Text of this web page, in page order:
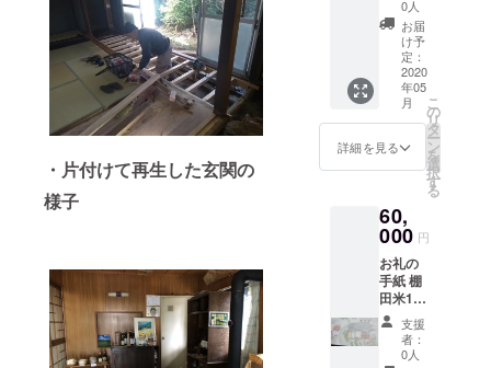
・片付けて再生した玄関の
様子
のフィール
ドで、より
良い未来を
支える子ど
もたちを育
むリーダー
の功績をた
る「JAPAN
OUTDOOR
LEADERS
AWARD2017
」で、日本
各地から応
募された81
500g
い暮ら
し方が
わかり
ます。
❛ズーム
片付
け。あ
なたの
家を
らいな
がら、
あなた
の家の
オリジ
ナルの
片付け
方をコ
ンサル
いる 福
井 ひろ
子さん
とおぐ
ら よし
こさ
ん ２
人で ご
自宅に
お伺い
片づけ
カウン
セリン
グ、 風
水イン
テリア
アドバ
イス 上
記を踏
0人
お届
け予
定：
2020
年05
月
詳細を見る
こ
の
リ
タ
ー
ン
を
選
択
す
る
60,
000 円
お礼の
手紙 棚
田米10
㎏(農
薬・化
学肥料
支援
者：
0人